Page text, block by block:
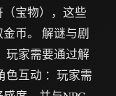
宝物），这些
币。 解谜与剧
玩家需要通过解
色互动 ：玩家需